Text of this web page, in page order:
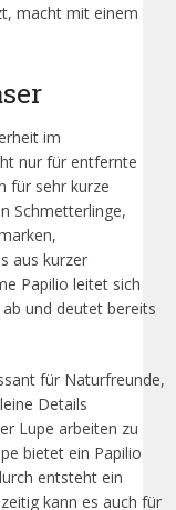
macht mit einem
im
nur für entfernte
für sehr kurze
Schmetterlinge,
aus kurzer
Papilio leitet sich
und deutet bereits
für Naturfreunde,
Details
Lupe arbeiten zu
bietet ein Papilio
entsteht ein
kann es auch für